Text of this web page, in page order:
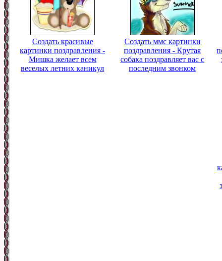
Создать красивые
картинки поздравления -
Мишка желает всем
веселых летних каникул
Создать ммс картинки
поздравления - Крутая
собака поздравляет вас с
последним звонком